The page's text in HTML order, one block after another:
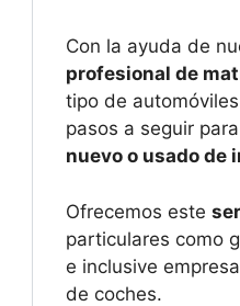
Con la ayuda de
profesional de
tipo de
pasos a seguir para
nuevo o usado de
Ofrecemos este
particulares como
e inclusive
de coches.